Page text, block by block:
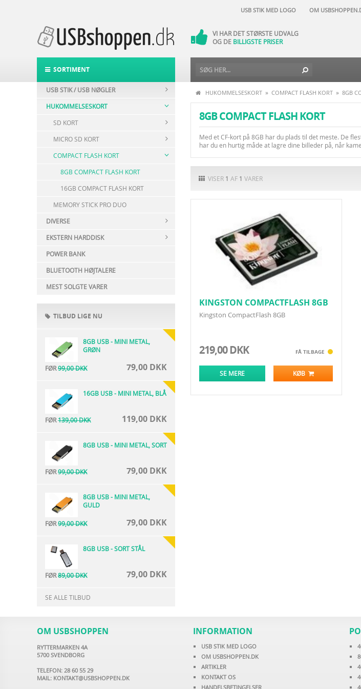
USB STIK MED LOGO OM
VI HAR NATURLIGVIS
VI HAR DET STØRSTE UDVALG
OG DE BILLIGSTE PRISER
DAG-TIL-DAG-LEVERING
POST NORD -
9 DKK
SORTIMENT
USB STIK / USB NØGLER
HUKOMMELSESKORT
SD KORT
MICRO SD KORT
COMPACT FLASH KORT
8GB COMPACT FLASH KORT
16GB COMPACT FLASH KORT
MEMORY STICK PRO DUO
DIVERSE
EKSTERN HARDDISK
POWER BANK
BLUETOOTH HØJTALERE
MEST SOLGTE VARER
TILBUD LIGE NU
8GB USB - MINI METAL,
GRØN
FØR99,00 DKK 79,00 DKK
16GB USB - MINI METAL, BLÅ
FØR139,00 DKK 119,00 DKK
8GB USB - MINI METAL, SORT
FØR99,00 DKK 79,00 DKK
8GB USB - MINI METAL,
GULD
FØR99,00 DKK 79,00 DKK
8GB USB - SORT STÅL
FØR89,00 DKK 79,00 DKK
SE ALLE TILBUD
HUKOMMELSESKORT » COMPACT FLASH KORT » 8GB
8GB COMPACT FLASH KORT
Med et CF-kort på 8GB har du plads til det meste. De
har du en hurtig måde at lagre dine billeder på, når
VISER 1 AF 1 VARER
KINGSTON COMPACTFLASH 8GB
Kingston CompactFlash 8GB
219,00 DKK FÅ TILBAGE
SE MERE KØB
OM USBSHOPPEN
RYTTERMARKEN 4A
5700 SVENDBORG
TELEFON: 28 60 55 29
MAIL: KONTAKT@USBSHOPPEN.DK
INFORMATION
USB STIK MED LOGO
OM USBSHOPPEN.DK
ARTIKLER
KONTAKT OS
HANDELSBETINGELSER